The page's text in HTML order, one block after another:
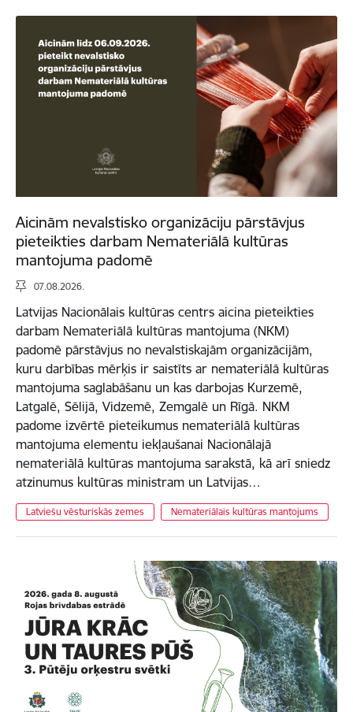
Aicinām nevalstisko organizāciju pārstāvjus
pieteikties darbam Nemateriālā kultūras
mantojuma padomē
07.08.2026.
Latvijas Nacionālais kultūras centrs aicina pieteikties
darbam Nemateriālā kultūras mantojuma (NKM)
padomē pārstāvjus no nevalstiskajām organizācijām,
kuru darbības mērķis ir saistīts ar nemateriālā kultūras
mantojuma saglabāšanu un kas darbojas Kurzemē,
Latgalē, Sēlijā, Vidzemē, Zemgalē un Rīgā. NKM
padome izvērtē pieteikumus nemateriālā kultūras
mantojuma elementu iekļaušanai Nacionālajā
nemateriālā kultūras mantojuma sarakstā, kā arī sniedz
atzinumus kultūras ministram un Latvijas…
Latviešu vēsturiskās zemes Nemateriālais kultūras mantojums